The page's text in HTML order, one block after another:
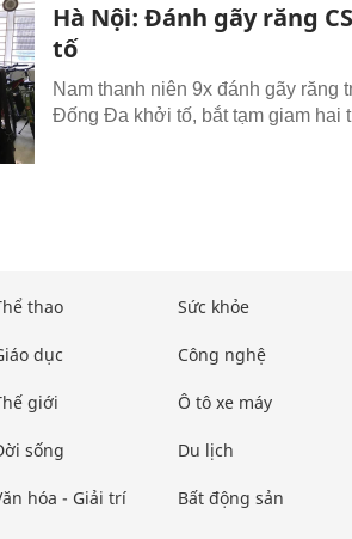
Hà Nội: Đánh gãy răng
tố
Nam thanh niên 9x đánh gãy răng
Đống Đa khởi tố, bắt tạm giam hai
thao
dục
giới
sống
hóa - Giải trí
Sức khỏe
Công nghệ
Ô tô xe máy
Du lịch
Bất động sản